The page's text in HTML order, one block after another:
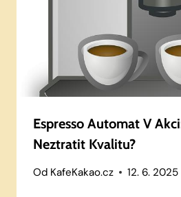
Espresso Automat V
Neztratit Kvalitu?
Od KafeKakao.cz 12. 6. 2025